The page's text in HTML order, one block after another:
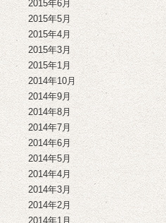
2015年6月
2015年5月
2015年4月
2015年3月
2015年1月
2014年10月
2014年9月
2014年8月
2014年7月
2014年6月
2014年5月
2014年4月
2014年3月
2014年2月
2014年1月